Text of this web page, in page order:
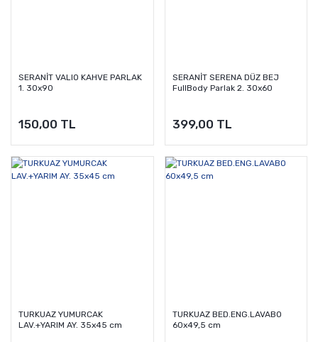
SERANİT VALIO KAHVE PARLAK
1. 30x90
150,00 TL
SERANİT SERENA DÜZ BEJ
FullBody Parlak 2. 30x60
399,00 TL
TURKUAZ YUMURCAK
LAV.+YARIM AY. 35x45 cm
TURKUAZ BED.ENG.LAVABO
60x49,5 cm